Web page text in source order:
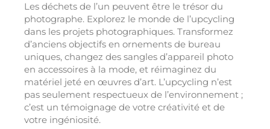
Les déchets de l’un peuvent être le trésor du
photographe. Explorez le monde de l’upcycling
dans les projets photographiques. Transformez
d’anciens objectifs en ornements de bureau
uniques, changez des sangles d’appareil photo
en accessoires à la mode, et réimaginez du
matériel jeté en œuvres d’art. L’upcycling n’est
pas seulement respectueux de l’environnement ;
c’est un témoignage de votre créativité et de
votre ingéniosité.